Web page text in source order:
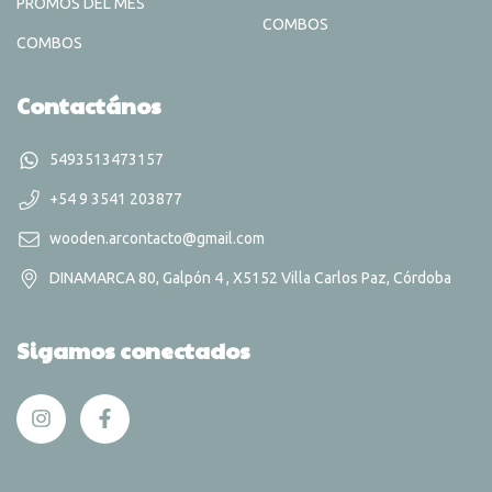
COMBOS
COMBOS
Contactános
5493513473157
+54 9 3541 203877
wooden.arcontacto@gmail.com
DINAMARCA 80, Galpón 4 , X5152 Villa Carlos Paz, Córdoba
Sigamos conectados